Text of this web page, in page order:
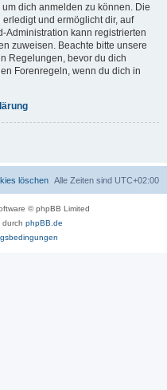
dich anmelden zu können. Die
und ermöglicht dir, auf
Administration kann registrierten
zuweisen. Beachte bitte unsere
Regelungen, bevor du dich
Forenregeln, wenn du dich in
Alle Zeiten sind UTC+02:00
löschen
© phpBB Limited
durch phpBB.de